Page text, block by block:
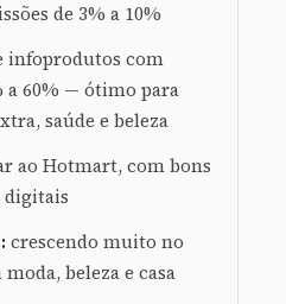
de 3% a 10%
infoprodutos com
a 60% — ótimo para
saúde e beleza
ao Hotmart, com bons
digitais
crescendo muito no
beleza e casa